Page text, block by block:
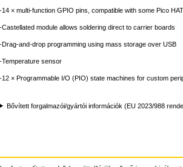
-14 × multi-function GPIO pins, compatible with some Pico
-Castellated module allows soldering direct to carrier boards
-Drag-and-drop programming using mass storage over USB
-Temperature sensor
-12 × Programmable I/O (PIO) state machines for custom
Bővített forgalmazói/gyártói információk (EU 2023/988